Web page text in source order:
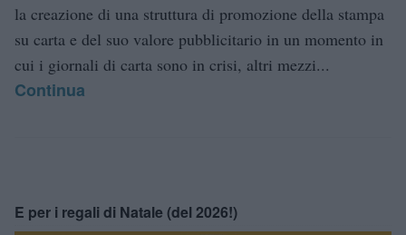
la creazione di una struttura di promozione della stampa
su carta e del suo valore pubblicitario in un momento in
cui i giornali di carta sono in crisi, altri mezzi...
Continua
E per i regali di Natale (del 2026!)